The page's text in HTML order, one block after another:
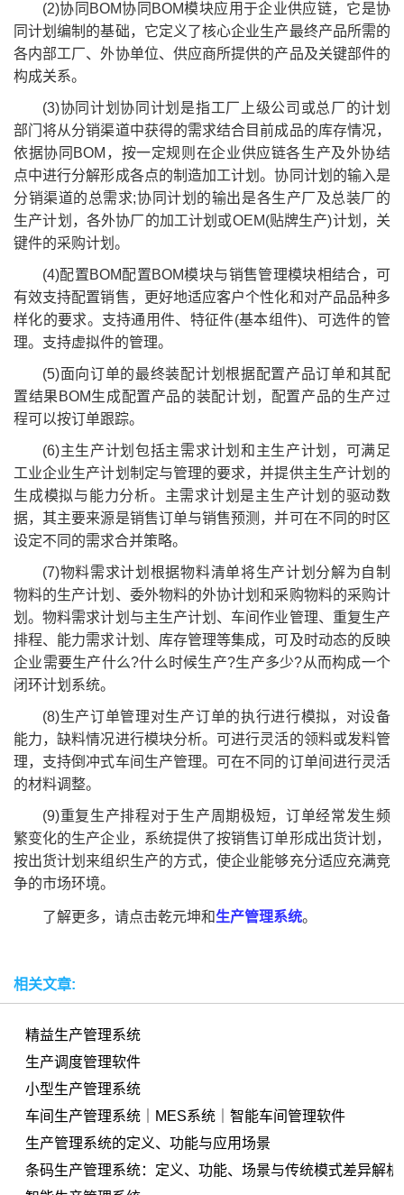
(2)协同BOM协同BOM模块应用于企业供应链，它是协
同计划编制的基础，它定义了核心企业生产最终产品所需的
各内部工厂、外协单位、供应商所提供的产品及关键部件的
构成关系。
(3)协同计划协同计划是指工厂上级公司或总厂的计划
部门将从分销渠道中获得的需求结合目前成品的库存情况，
依据协同BOM，按一定规则在企业供应链各生产及外协结
点中进行分解形成各点的制造加工计划。协同计划的输入是
分销渠道的总需求;协同计划的输出是各生产厂及总装厂的
生产计划，各外协厂的加工计划或OEM(贴牌生产)计划，关
键件的采购计划。
(4)配置BOM配置BOM模块与销售管理模块相结合，可
有效支持配置销售，更好地适应客户个性化和对产品品种多
样化的要求。支持通用件、特征件(基本组件)、可选件的管
理。支持虚拟件的管理。
(5)面向订单的最终装配计划根据配置产品订单和其配
置结果BOM生成配置产品的装配计划，配置产品的生产过
程可以按订单跟踪。
(6)主生产计划包括主需求计划和主生产计划，可满足
工业企业生产计划制定与管理的要求，并提供主生产计划的
生成模拟与能力分析。主需求计划是主生产计划的驱动数
据，其主要来源是销售订单与销售预测，并可在不同的时区
设定不同的需求合并策略。
(7)物料需求计划根据物料清单将生产计划分解为自制
物料的生产计划、委外物料的外协计划和采购物料的采购计
划。物料需求计划与主生产计划、车间作业管理、重复生产
排程、能力需求计划、库存管理等集成，可及时动态的反映
企业需要生产什么?什么时候生产?生产多少?从而构成一个
闭环计划系统。
(8)生产订单管理对生产订单的执行进行模拟，对设备
能力，缺料情况进行模块分析。可进行灵活的领料或发料管
理，支持倒冲式车间生产管理。可在不同的订单间进行灵活
的材料调整。
(9)重复生产排程对于生产周期极短，订单经常发生频
繁变化的生产企业，系统提供了按销售订单形成出货计划，
按出货计划来组织生产的方式，使企业能够充分适应充满竞
争的市场环境。
了解更多，请点击乾元坤和生产管理系统。
相关文章:
精益生产管理系统
生产调度管理软件
小型生产管理系统
车间生产管理系统｜MES系统｜智能车间管理软件
生产管理系统的定义、功能与应用场景
条码生产管理系统：定义、功能、场景与传统模式差异解析